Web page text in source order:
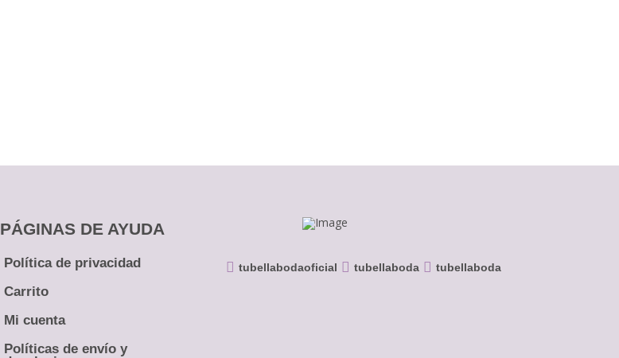
PÁGINAS DE AYUDA
Política de privacidad
Carrito
Mi cuenta
Políticas de envío y
tubellabodaoficial tubellaboda tubellaboda